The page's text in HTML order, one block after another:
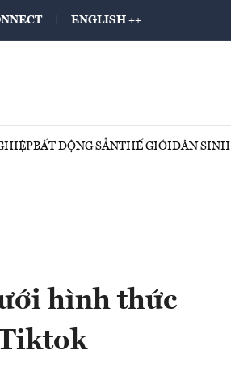
ENGLISH ++
BẤT ĐỘNG SẢNTHẾ GIỚIDÂN SINH
hình thức